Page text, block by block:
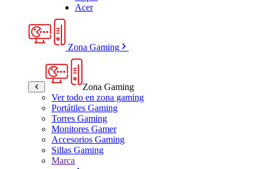
Acer
Zona Gaming
Zona Gaming
Ver todo en zona gaming
Portátiles Gaming
Torres Gaming
Monitores Gamer
Accesorios Gaming
Sillas Gaming
Marca